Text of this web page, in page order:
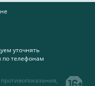
уточнять
по телефонам